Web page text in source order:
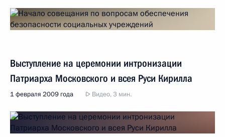
Выступление на церемонии интронизации
Патриарха Московского и всея Руси Кирилла
1 февраля 2009 года Видео, 3 мин.